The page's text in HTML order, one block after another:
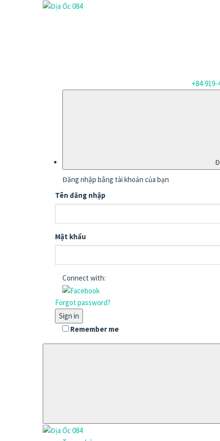
+84-919-
Đăng nhập bằng tài khoản của bạn
Tên đăng nhập
Mật khẩu
Connect with:
Forgot password?
Sign in
Remember me